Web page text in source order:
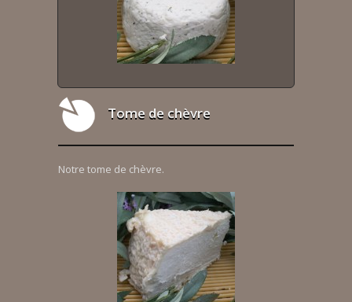
Tome de chèvre
Notre tome de chèvre.